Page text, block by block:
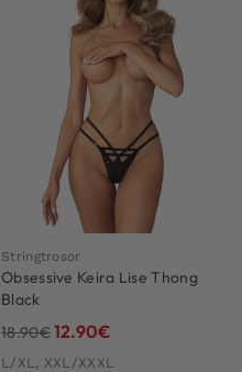
Stringtrosor
Obsessive Keira Lise Thong
Black
18.90€12.90€
L/XL, XXL/XXXL